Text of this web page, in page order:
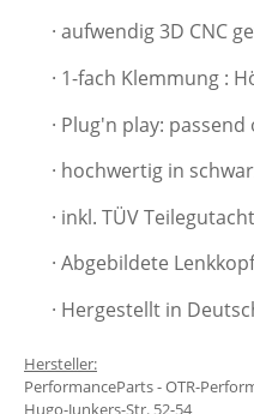
· aufwendig 3D CNC
· 1-fach Klemmung :
· Plug'n play:
· hochwertig in
· inkl. TÜV
· Abgebildete
· Hergestellt in
Hersteller:
PerformanceParts - OTR-
Hugo-Junkers-Str. 52-54